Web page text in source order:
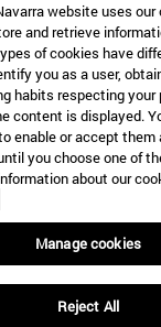
website uses our
and retrieve
of cookies have
you as a user,
habits respecting your
content is displayed.
enable or accept them
you choose one of
about our
Manage cookies
Reject All